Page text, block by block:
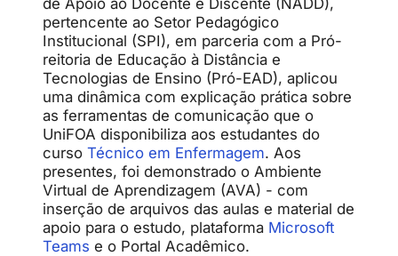
pertencente ao Setor Pedagógico
Institucional (SPI), em parceria com a Pró-
reitoria de Educação à Distância e
Tecnologias de Ensino (Pró-EAD), aplicou
uma dinâmica com explicação prática sobre
as ferramentas de comunicação que o
UniFOA disponibiliza aos estudantes do
curso Técnico em Enfermagem. Aos
presentes, foi demonstrado o Ambiente
Virtual de Aprendizagem (AVA) - com
inserção de arquivos das aulas e material de
apoio para o estudo, plataforma Microsoft
Teams e o Portal Acadêmico.